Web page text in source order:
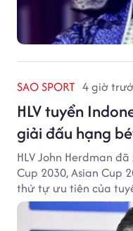
SAO SPORT 4 giờ
HLV tuyển
giải đấu hạng
HLV John Herdman
Cup 2030, Asian Cup
thứ tự ưu tiên của